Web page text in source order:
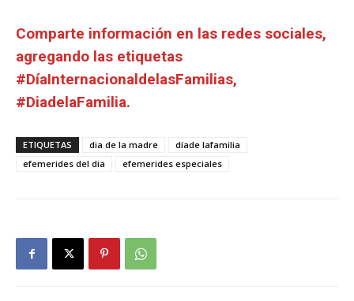
Comparte información en las redes sociales,
agregando las etiquetas
#DíaInternacionaldelasFamilias,
#DiadelaFamilia.
ETIQUETAS dia de la madre
díade lafamilia
efemerides del dia
efemerides especiales